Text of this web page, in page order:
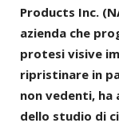
Products Inc.
azienda che
protesi visive
ripristinare in
non vedenti,
dello studio di